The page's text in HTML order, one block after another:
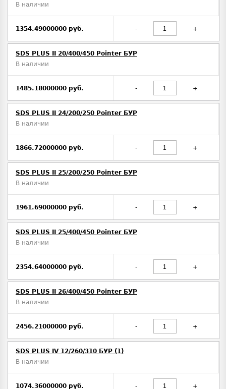
В наличии
1354.49000000 руб. - +
SDS PLUS II 20/400/450 Pointer БУР
В наличии
1485.18000000 руб. - +
SDS PLUS II 24/200/250 Pointer БУР
В наличии
1866.72000000 руб. - +
SDS PLUS II 25/200/250 Pointer БУР
В наличии
1961.69000000 руб. - +
SDS PLUS II 25/400/450 Pointer БУР
В наличии
2354.64000000 руб. - +
SDS PLUS II 26/400/450 Pointer БУР
В наличии
2456.21000000 руб. - +
SDS PLUS IV 12/260/310 БУР (1)
В наличии
1074.36000000 руб. - +